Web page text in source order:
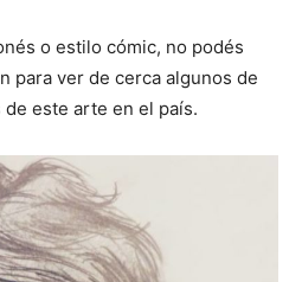
o estilo cómic, no podés
para ver de cerca algunos de
este arte en el país.